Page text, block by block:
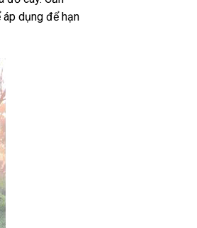
dụng để hạn